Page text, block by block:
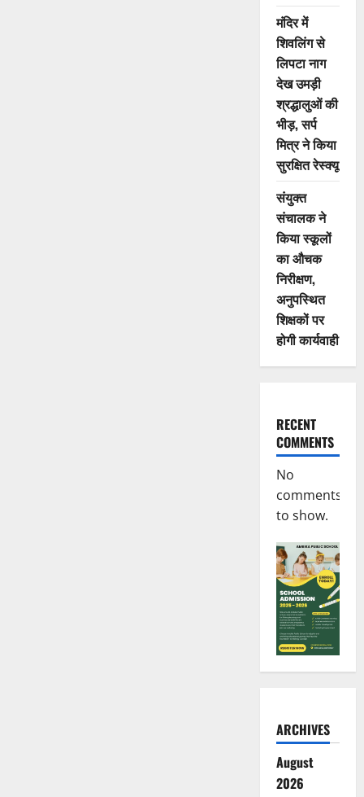
मंदिर में
शिवलिंग से
लिपटा नाग
देख उमड़ी
श्रद्धालुओं की
भीड़, सर्प
मित्र ने किया
सुरक्षित रेस्क्यू
संयुक्त
संचालक ने
किया स्कूलों
का औचक
निरीक्षण,
अनुपस्थित
शिक्षकों पर
होगी कार्यवाही
RECENT
COMMENTS
No
comments
to show.
ARCHIVES
August
2026